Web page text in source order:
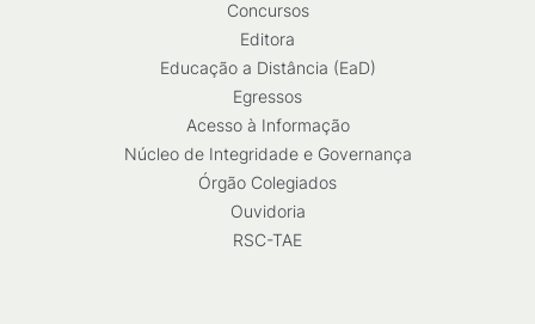
Concursos
Editora
Educação a Distância (EaD)
Egressos
Acesso à Informação
Núcleo de Integridade e Governança
Órgão Colegiados
Ouvidoria
RSC-TAE